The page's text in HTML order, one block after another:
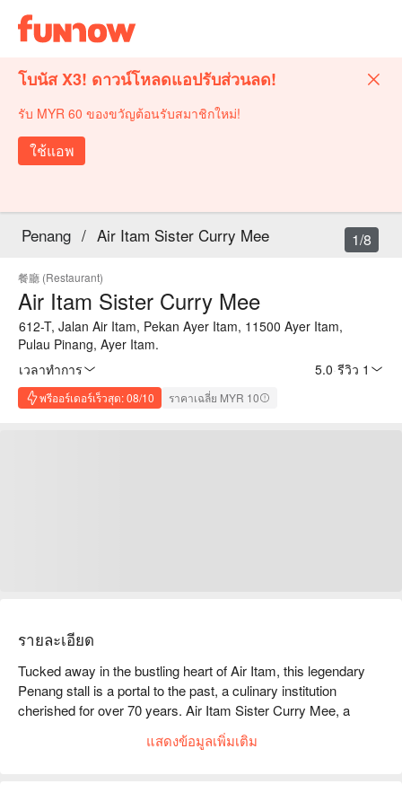
โบนัส X3! ดาวน์โหลดแอปรับส่วนลด!
รับ MYR 60 ของขวัญต้อนรับสมาชิกใหม่!
ใช้แอพ
Penang / Air Itam Sister Curry Mee
餐廳 (Restaurant)
Air Itam Sister Curry Mee
612-T, Jalan Air Itam, Pekan Ayer Itam, 11500 Ayer Itam,
Pulau Pinang, Ayer Itam.
เวลาทำการ
5.0 รีวิว 1
พรีออร์เดอร์เร็วสุด: 08/10 ราคาเฉลี่ย MYR 10
1/8
รายละเอียด
Tucked away in the bustling heart of Air Itam, this legendary
Penang stall is a portal to the past, a culinary institution
cherished for over 70 years. Air Itam Sister Curry Mee, a
Michelin-selected gem, is where two endearing elderly sisters
uphold tradition. The air hangs thick with the nostalgic aroma of
แสดงข้อมูลเพิ่มเติม